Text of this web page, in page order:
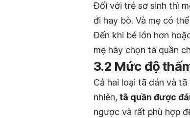
Đối với trẻ sơ sinh thì
đi hay bò. Và mẹ có
Đến khi bé lớn hơn
mẹ hãy chọn tã quần
3.2 Mức độ
Cả hai loại tã dán và
nhiên, tã quần được
ngược và rất phù hợp